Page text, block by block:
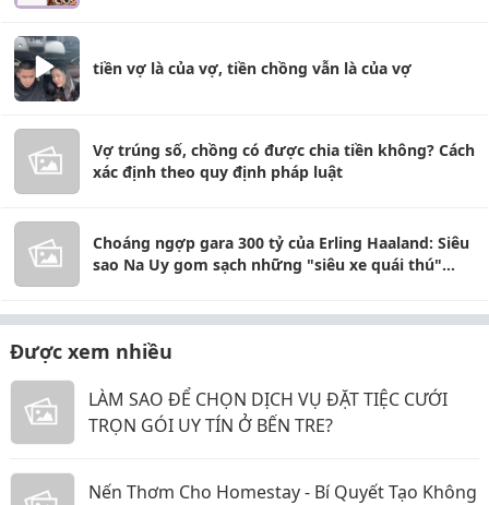
tiền vợ là của vợ, tiền chồng vẫn là của vợ
Vợ trúng số, chồng có được chia tiền không? Cách
xác định theo quy định pháp luật
Choáng ngợp gara 300 tỷ của Erling Haaland: Siêu
sao Na Uy gom sạch những "siêu xe quái thú"
Được xem nhiều
LÀM SAO ĐỂ CHỌN DỊCH VỤ ĐẶT TIỆC CƯỚI
TRỌN GÓI UY TÍN Ở BẾN TRE?
Nến Thơm Cho Homestay - Bí Quyết Tạo Không